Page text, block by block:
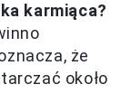
karmiąca?
że
około